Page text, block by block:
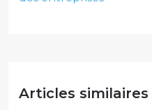
Articles similaires